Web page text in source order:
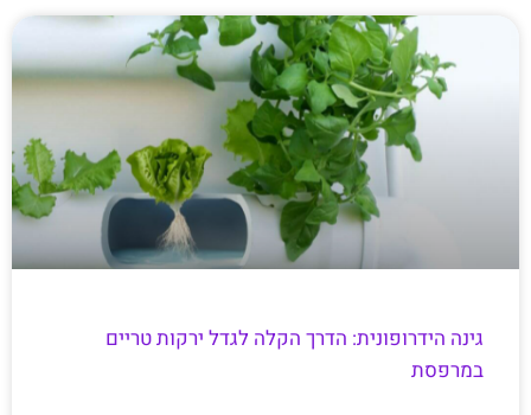
גינה הידרופונית: הדרך הקלה לגדל ירקות טריים
במרפסת